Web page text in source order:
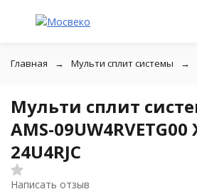
Главная Мульти сплит системы
Мульти сплит
AMS-09UW4RVETG00
24U4RJC
Написать отзыв